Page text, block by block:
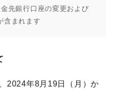
先銀行口座の変更および
含まれます
2024年8月19日（月）か